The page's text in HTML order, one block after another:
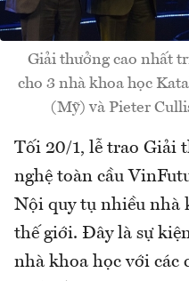
Giải thưởng cao nhất
cho 3 nhà khoa học
(Mỹ) và Pieter
Tối 20/1, lễ trao Giải
nghệ toàn cầu
Nội quy tụ nhiều nhà
thế giới. Đây là sự
nhà khoa học với các